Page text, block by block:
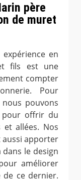
père
de muret
en
fils est une
compter
Pour
nous pouvons
pour offrir du
allées. Nos
aussi apporter
le design
améliorer
de ce dernier.